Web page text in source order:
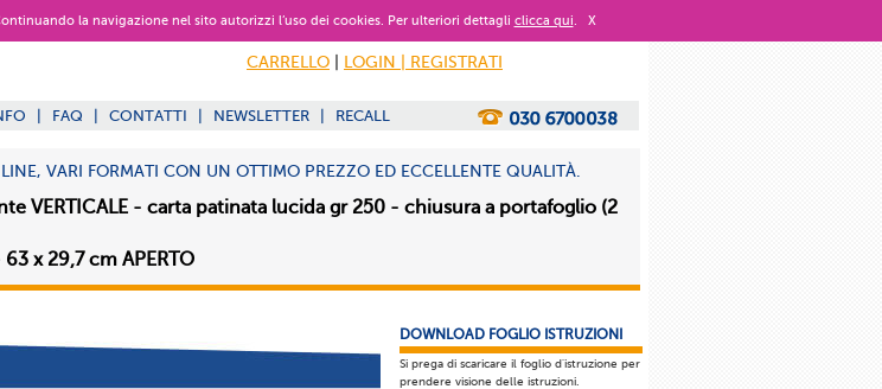
la navigazione nel sito autorizzi l’uso dei cookies. Per ulteriori dettagli clicca qui. X
CARRELLO LOGIN | REGISTRATI
FAQ CONTATTI NEWSLETTER RECALL
VARI FORMATI CON UN OTTIMO PREZZO ED ECCELLENTE QUALITÀ.
VERTICALE - carta patinata lucida gr 250 - chiusura a portafoglio (2
x 29,7 cm APERTO
DOWNLOAD FOGLIO ISTRUZIONI
Si prega di scaricare il foglio d'istruzione per
prendere visione delle istruzioni.